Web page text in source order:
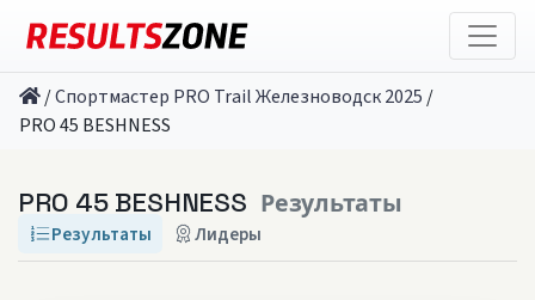
/Спортмастер PRO Trail Железноводск 2025 /
PRO 45 BESHNESS
PRO 45 BESHNESS Результаты
Результаты Лидеры